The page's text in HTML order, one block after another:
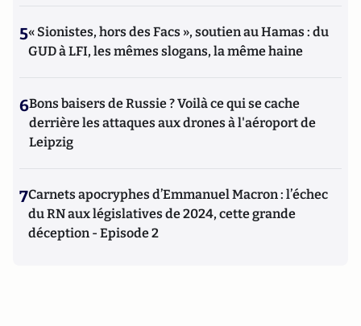
5« Sionistes, hors des Facs », soutien au Hamas : du
GUD à LFI, les mêmes slogans, la même haine
6Bons baisers de Russie ? Voilà ce qui se cache
derrière les attaques aux drones à l'aéroport de
Leipzig
7Carnets apocryphes d’Emmanuel Macron : l’échec
du RN aux législatives de 2024, cette grande
déception - Episode 2